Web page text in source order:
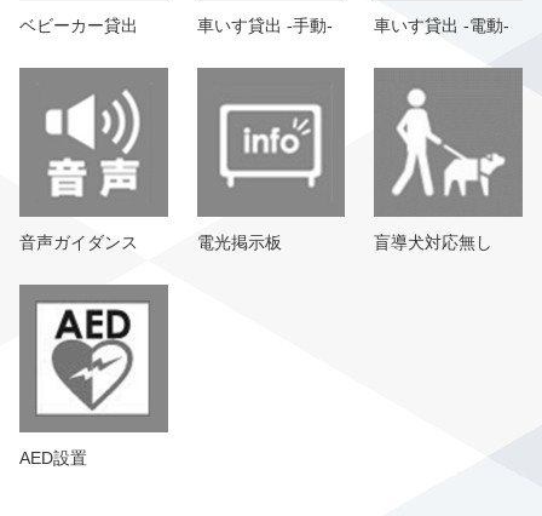
ベビーカー貸出 車いす貸出 -手動- 車いす貸出 -電動-
音声ガイダンス 電光掲示板 盲導犬対応無し
AED設置